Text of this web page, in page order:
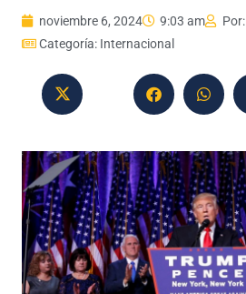
noviembre 6, 2024 9:03 am Por:
Categoría: Internacional